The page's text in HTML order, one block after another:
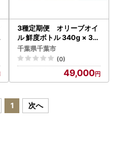
3種定期便 オリーブオイ
ル 鮮度ボトル 340g × 3本
アマニ油フラックスシー
ドオイル 270g × 3本 ギ
リシャ産オリーブオイル鮮
度ボトル340g×3本 成城
石井
千葉県千葉市
(0)
49,000
1 次へ